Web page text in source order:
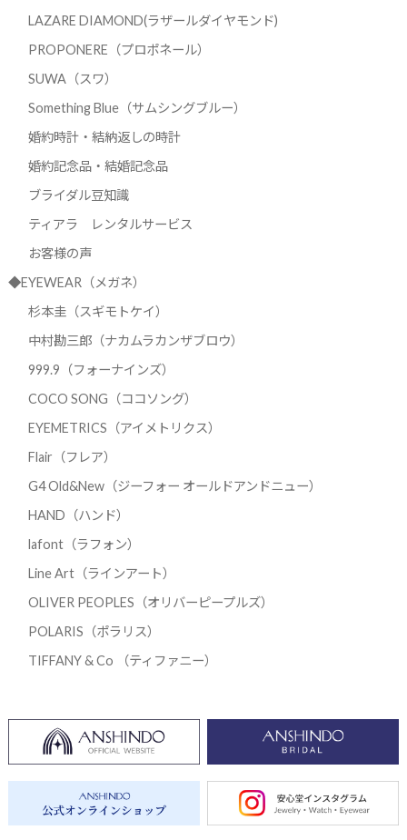
LAZARE DIAMOND(ラザールダイヤモンド)
PROPONERE（プロポネール）
SUWA（スワ）
Something Blue（サムシングブルー）
婚約時計・結納返しの時計
婚約記念品・結婚記念品
ブライダル豆知識
ティアラ レンタルサービス
お客様の声
◆EYEWEAR（メガネ）
杉本圭（スギモトケイ）
中村勘三郎（ナカムラカンザブロウ）
999.9（フォーナインズ）
COCO SONG（ココソング）
EYEMETRICS（アイメトリクス）
Flair（フレア）
G4 Old&New（ジーフォー オールドアンドニュー）
HAND（ハンド）
lafont（ラフォン）
Line Art（ラインアート）
OLIVER PEOPLES（オリバーピープルズ）
POLARIS（ポラリス）
TIFFANY & Co （ティファニー）